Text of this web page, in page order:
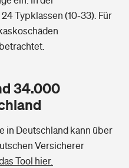
Typklassen (10-33). Für
34.000
in Deutschland kann über
Versicherer
Tool hier.